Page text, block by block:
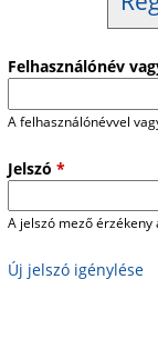
Felhasználónév
A felhasználónévvel
Jelszó *
A jelszó mező
Új jelszó igénylése